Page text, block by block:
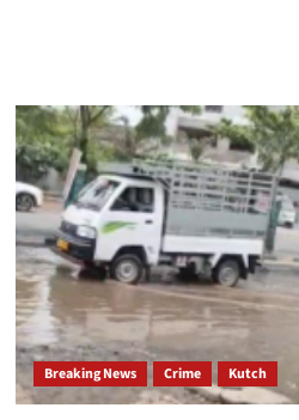
Breaking News Crime Kutch